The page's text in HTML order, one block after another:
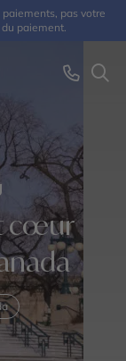
pas votre
paiement.
cœur